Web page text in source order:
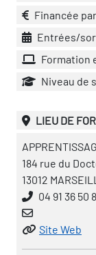
Financée par
Entrées/
Formation
Niveau de
LIEU DE
184 rue du
13012
04 91 36 50
Site Web